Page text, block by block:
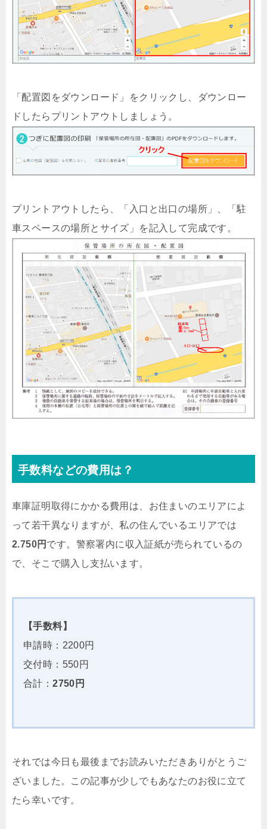
「配置図をダウンロード」をクリックし、ダウンロー
ドしたらプリントアウトしましょう。
プリントアウトしたら、「入口と出口の場所」、「駐
車スペースの場所とサイズ」を記入して完成です。
手数料などの費用は？
車庫証明取得にかかる費用は、お住まいのエリアによ
って若干異なりますが、私の住んでいるエリアでは
2.750円 です。警察署内に収入証紙が売られているの
で、そこで購入し支払います。
【手数料】
申請時：2200円
交付時：550円
合計：2750円
それでは今日も最後までお読みいただきありがとうご
ざいました。この記事が少しでもあなたのお役に立て
たら幸いです。